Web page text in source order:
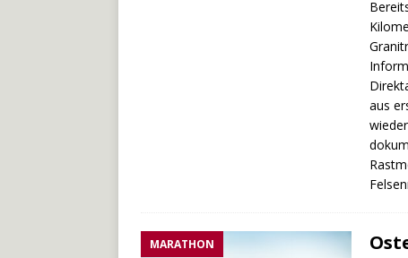
aus
MARATHON